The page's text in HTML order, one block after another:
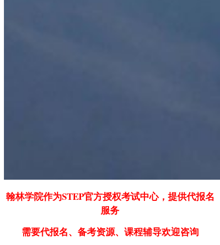
翰林学院作为STEP官方授权考试中心，提供代报名
服务
需要代报名、备考资源、课程辅导欢迎咨询